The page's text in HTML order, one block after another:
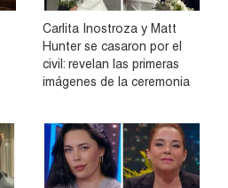
Carlita Inostroza y Matt
Hunter se casaron por el
civil: revelan las primeras
imágenes de la ceremonia